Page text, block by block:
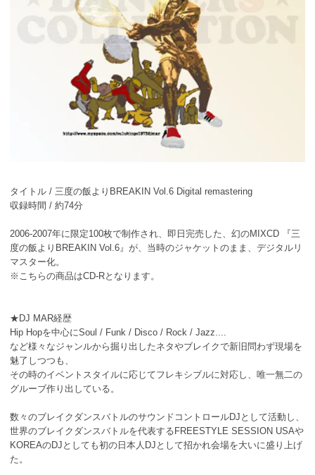
タイトル / 三度の飯よりBREAKIN Vol.6 Digital remastering
収録時間 / 約74分
2006-2007年に限定100枚で制作され、即日完売した、幻のMIXCD 『三
度の飯よりBREAKIN Vol.6』が、当時のジャケットのまま、デジタルリ
マスター化。
※こちらの商品はCD-Rとなります。
★DJ MAR経歴
Hip Hopを中心にSoul / Funk / Disco / Rock / Jazz....
など様々なジャンルから掘り出したネタやブレイクで新旧問わず現場を
魅了しつつも、
その時のイベントスタイルに応じてフレキシブルに対応し、唯一無二の
グルーブ作り出している。
数々のブレイクダンスバトルのサウンドコントロールDJとして活動し、
世界のブレイクダンスバトルを代表するFREESTYLE SESSION USAや
KOREAのDJとしても初の日本人DJとして招かれ会場を大いに盛り上げ
た。